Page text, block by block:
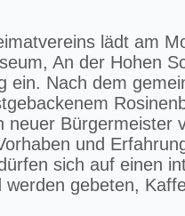
lädt am
An der Hohen
ein. Nach dem
neuer Bürgermeister
und
sich auf einen
gebeten,